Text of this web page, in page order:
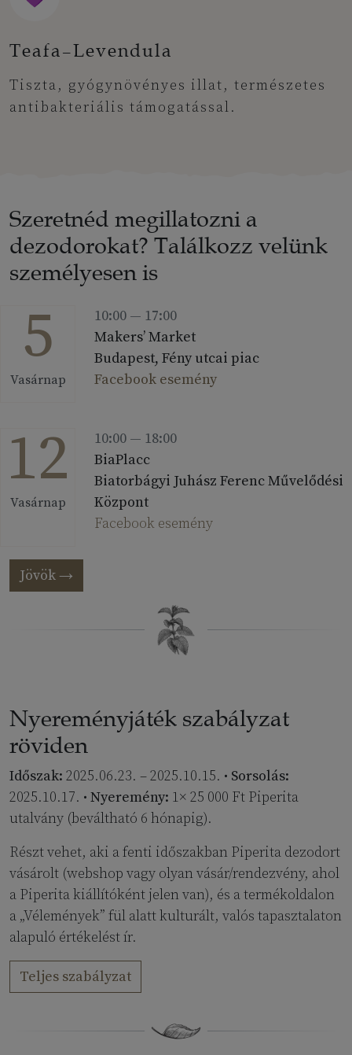
Teafa–Levendula
Tiszta, gyógynövényes illat, természetes
antibakteriális támogatással.
Szeretnéd megillatozni a
dezodorokat? Találkozz velünk
személyesen is
5
Vasárnap
10:00 — 17:00
Makers’ Market
Budapest, Fény utcai piac
Facebook esemény
12
Vasárnap
10:00 — 18:00
BiaPlacc
Biatorbágyi Juhász Ferenc Művelődési
Központ
Facebook esemény
Jövök →
Nyereményjáték szabályzat
röviden
Időszak: 2025.06.23. – 2025.10.15. • Sorsolás:
2025.10.17. • Nyeremény: 1× 25 000 Ft Piperita
utalvány (beváltható 6 hónapig).
Részt vehet, aki a fenti időszakban Piperita dezodort
vásárolt (webshop vagy olyan vásár/rendezvény, ahol
a Piperita kiállítóként jelen van), és a termékoldalon
a „Vélemények” fül alatt kulturált, valós tapasztalaton
alapuló értékelést ír.
Teljes szabályzat